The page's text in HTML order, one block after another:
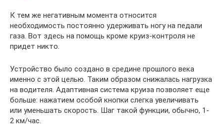
К тем же негативным момента относится
необходимость постоянно удерживать ногу на педали
газа. Вот здесь на помощь кроме круиз-контроля не
придет никто.
Устройство было создано в средине прошлого века
именно с этой целью. Таким образом снижалась нагрузка
на водителя. Адаптивная система круиза позволяет еще
больше: нажатием особой кнопки слегка увеличивать
или уменьшать скорость. Шаг такой функции, обычно, 1-
2 км/час.